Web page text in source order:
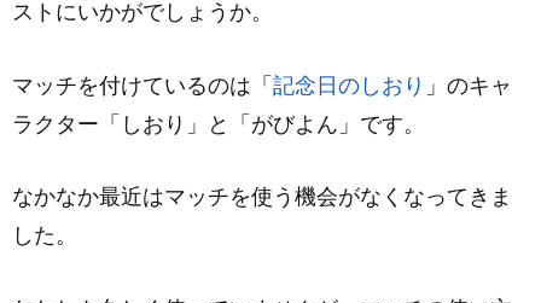
ストにいかがでしょうか。
マッチを付けているのは「 記念日のしおり 」のキャ
ラクター「しおり」と「がびよん」です。
なかなか最近はマッチを使う機会がなくなってきま
した。